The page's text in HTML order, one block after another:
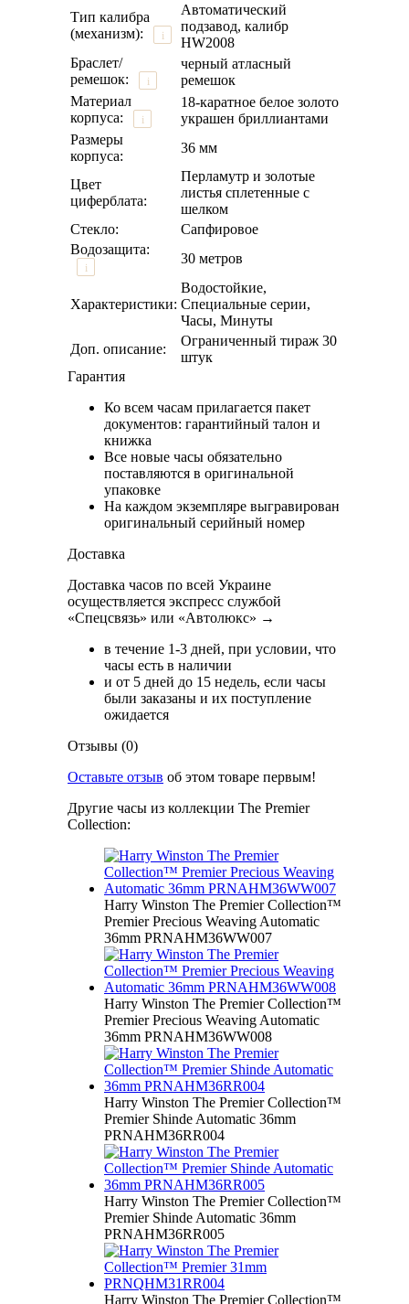
Тип калибра
(механизм):
i
Автоматический
подзавод, калибр
HW2008
Браслет/
ремешок:
i
черный атласный
ремешок
Материал
корпуса:
i
18-каратное белое золото
украшен бриллиантами
Размеры
корпуса:
36 мм
Цвет
циферблата:
Перламутр и золотые
листья сплетенные с
шелком
Стекло:
Сапфировое
Водозащита:
i
30 метров
Характеристики:
Водостойкие,
Специальные серии,
Часы, Минуты
Доп. описание:
Ограниченный тираж 30
штук
Гарантия
Ко всем часам прилагается пакет
документов: гарантийный талон и
книжка
Все новые часы обязательно
поставляются в оригинальной
упаковке
На каждом экземпляре выгравирован
оригинальный серийный номер
Доставка
Доставка часов по всей Украине
осуществляется экспресс службой
«Спецсвязь» или «Автолюкс» →
в течение 1-3 дней, при условии, что
часы есть в наличии
и от 5 дней до 15 недель, если часы
были заказаны и их поступление
ожидается
Отзывы (0)
Оставьте отзыв об этом товаре первым!
Другие часы из коллекции The Premier
Collection:
Harry Winston The Premier Collection™
Premier Precious Weaving Automatic
36mm PRNAHM36WW007
Harry Winston The Premier Collection™
Premier Precious Weaving Automatic
36mm PRNAHM36WW008
Harry Winston The Premier Collection™
Premier Shinde Automatic 36mm
PRNAHM36RR004
Harry Winston The Premier Collection™
Premier Shinde Automatic 36mm
PRNAHM36RR005
Harry Winston The Premier Collection™